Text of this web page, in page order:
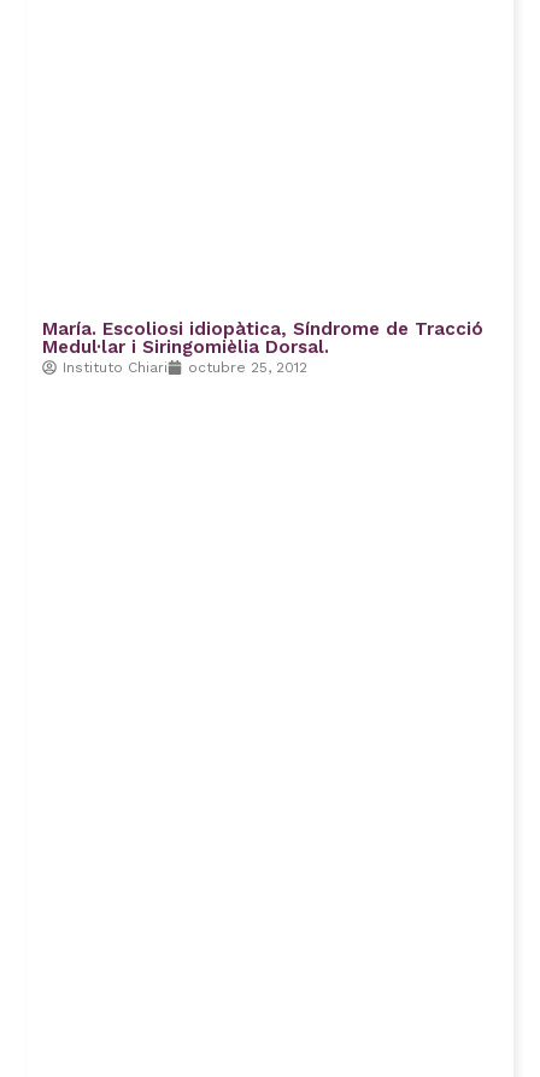
María. Escoliosi idiopàtica, Síndrome de Tracció
Medul·lar i Siringomièlia Dorsal.
Instituto Chiari octubre 25, 2012